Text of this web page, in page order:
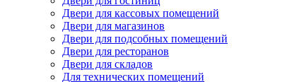
Двери для кассовых помещений
Двери для магазинов
Двери для подсобных помещений
Двери для ресторанов
Двери для складов
Для технических помещений